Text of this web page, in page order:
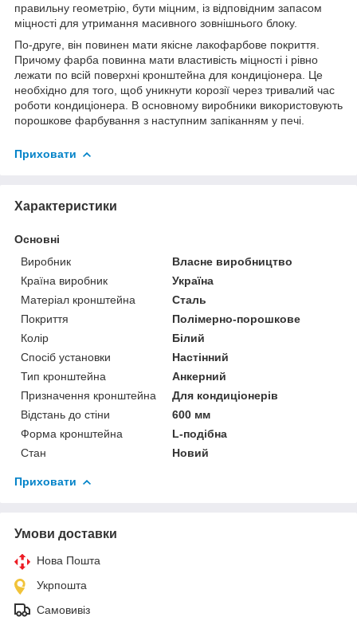
правильну геометрію, бути міцним, із відповідним запасом
міцності для утримання масивного зовнішнього блоку.
По-друге, він повинен мати якісне лакофарбове покриття.
Причому фарба повинна мати властивість міцності і рівно
лежати по всій поверхні кронштейна для кондиціонера. Це
необхідно для того, щоб уникнути корозії через тривалий час
роботи кондиціонера. В основному виробники використовують
порошкове фарбування з наступним запіканням у печі.
Приховати
Характеристики
Основні
Виробник
Власне виробництво
Країна виробник
Україна
Матеріал кронштейна
Сталь
Покриття
Полімерно-порошкове
Колір
Білий
Спосіб установки
Настінний
Тип кронштейна
Анкерний
Призначення кронштейна
Для кондиціонерів
Відстань до стіни
600 мм
Форма кронштейна
L-подібна
Стан
Новий
Приховати
Умови доставки
Нова Пошта
Укрпошта
Самовивіз